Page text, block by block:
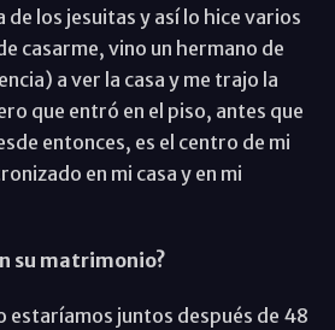
de los jesuitas y así lo hice varios
casarme, vino un hermano de
a ver la casa y me trajo la
que entró en el piso, antes que
entonces, es el centro de mi
en mi casa y en mi
su matrimonio?
estaríamos juntos después de 48